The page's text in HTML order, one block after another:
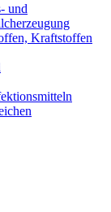
und
Kraftstoffen